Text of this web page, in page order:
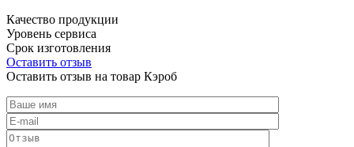
Качество продукции
Уровень сервиса
Срок изготовления
Оставить отзыв
Оставить отзыв на товар Кэроб